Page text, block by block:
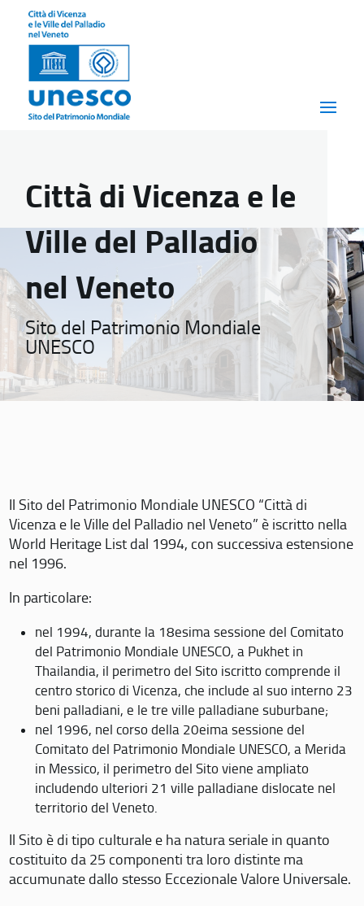
Città di Vicenza e le
Ville del Palladio
nel Veneto
Sito del Patrimonio Mondiale
UNESCO
Il Sito del Patrimonio Mondiale UNESCO “Città di
Vicenza e le Ville del Palladio nel Veneto” è iscritto nella
World Heritage List dal 1994, con successiva estensione
nel 1996.
In particolare:
nel 1994, durante la 18esima sessione del Comitato
del Patrimonio Mondiale UNESCO, a Pukhet in
Thailandia, il perimetro del Sito iscritto comprende il
centro storico di Vicenza, che include al suo interno 23
beni palladiani, e le tre ville palladiane suburbane;
nel 1996, nel corso della 20eima sessione del
Comitato del Patrimonio Mondiale UNESCO, a Merida
in Messico, il perimetro del Sito viene ampliato
includendo ulteriori 21 ville palladiane dislocate nel
territorio del Veneto.
Il Sito è di tipo culturale e ha natura seriale in quanto
costituito da 25 componenti tra loro distinte ma
accumunate dallo stesso Eccezionale Valore Universale.